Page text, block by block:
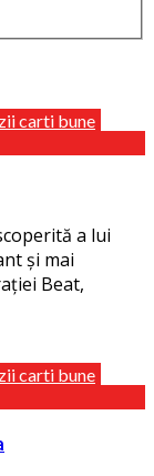
carti bune
a lui
și mai
Beat,
carti bune